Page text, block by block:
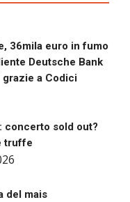
36mila euro in fumo
Deutsche Bank
a Codici
concerto sold out?
truffe
del mais